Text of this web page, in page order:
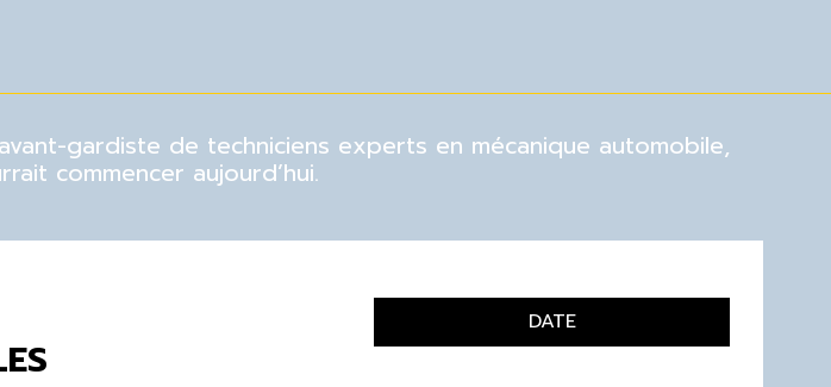
gardiste de techniciens experts en mécanique automobile,
commencer aujourd’hui.
DATE